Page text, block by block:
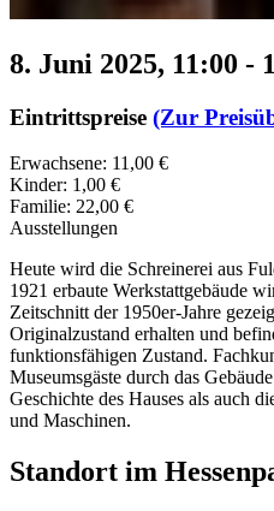
8. Juni 2025, 11:00 -
Eintrittspreise (Zur
Erwachsene: 11,00 €
Kinder: 1,00 €
Familie: 22,00 €
Ausstellungen
Heute wird die Schreinerei aus
1921 erbaute Werkstattgebäude
Zeitschnitt der 1950er-Jahre
Originalzustand erhalten und
funktionsfähigen Zustand.
Museumsgäste durch das
Geschichte des Hauses als auch
und Maschinen.
Standort im